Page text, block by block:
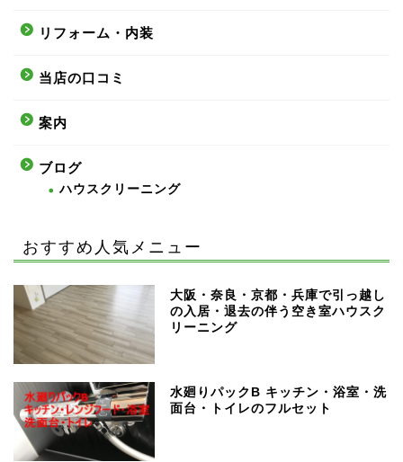
リフォーム・内装
当店の口コミ
案内
ブログ
ハウスクリーニング
おすすめ人気メニュー
大阪・奈良・京都・兵庫で引っ越し
の入居・退去の伴う空き室ハウスク
リーニング
水廻りパックB キッチン・浴室・洗
面台・トイレのフルセット